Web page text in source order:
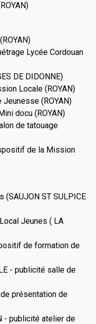
Lycée Cordouan
DE DIDONNE)
Locale (ROYAN)
(ROYAN)
docu (ROYAN)
de tatouage
de la Mission
(SAUJON ST SULPICE
Jeunes ( LA
de formation de
- publicité salle de
de présentation de
- publicité atelier de